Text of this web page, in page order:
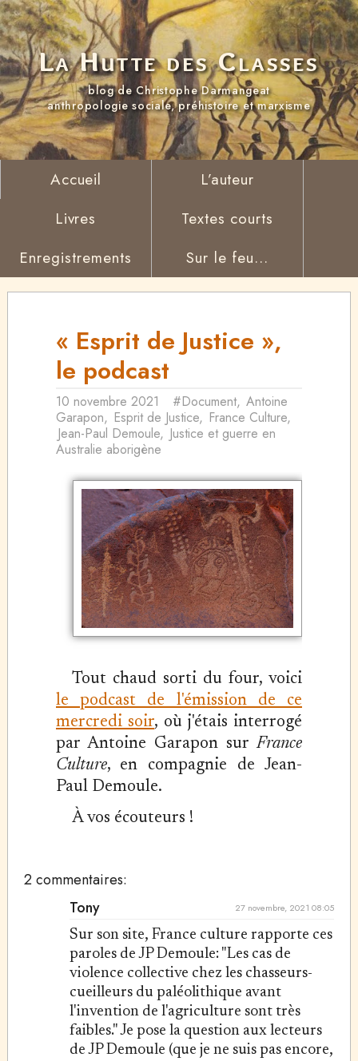
La Hutte des Classes
blog de Christophe Darmangeat
anthropologie sociale, préhistoire et marxisme
Accueil
L’auteur
Livres
Textes courts
Enregistrements
Sur le feu...
« Esprit de Justice »,
le podcast
10 novembre 2021 #Document, Antoine
Garapon, Esprit de Justice, France Culture,
Jean-Paul Demoule, Justice et guerre en
Australie aborigène
Tout chaud sorti du four, voici
le podcast de l'émission de ce
mercredi soir, où j'étais interrogé
par Antoine Garapon surFrance
Culture, en compagnie de Jean-
Paul Demoule.
À vos écouteurs !
2 commentaires:
Tony
27 novembre, 2021 08:05
Sur son site, France culture rapporte ces
paroles de JP Demoule: "Les cas de
violence collective chez les chasseurs-
cueilleurs du paléolithique avant
l'invention de l'agriculture sont très
faibles." Je pose la question aux lecteurs
de JP Demoule (que je ne suis pas encore,